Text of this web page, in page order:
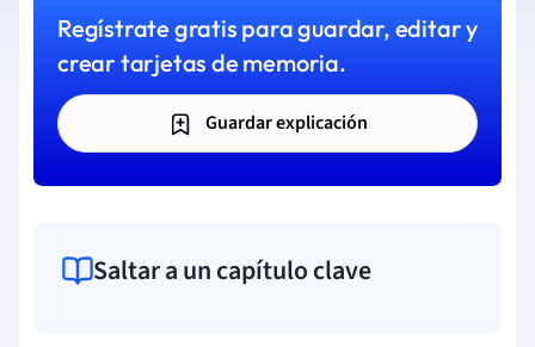
Regístrate gratis para guardar, editar y
crear tarjetas de memoria.
Guardar explicación
Saltar a un capítulo clave